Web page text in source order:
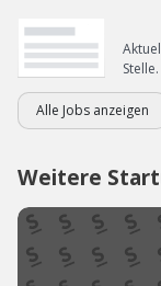
Stelle.
Alle Jobs anzeigen
Weitere